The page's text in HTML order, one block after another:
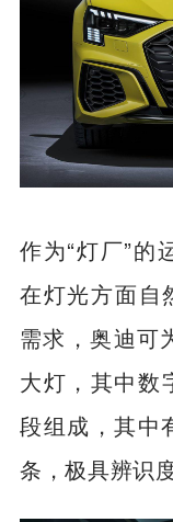
作为“灯厂”的
在灯光方面自
需求，奥迪可
大灯，其中数
段组成，其中
条，极具辨识度